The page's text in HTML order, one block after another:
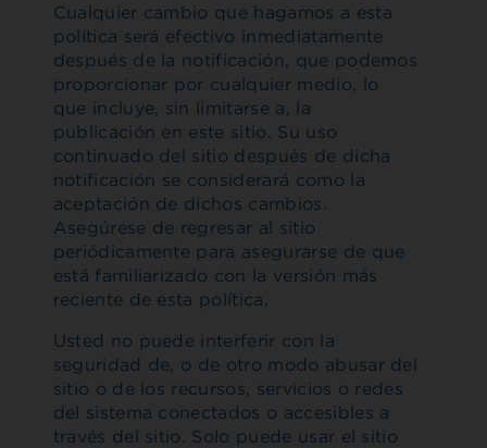
Cualquier cambio que hagamos a esta
política será efectivo inmediatamente
después de la notificación, que podemos
proporcionar por cualquier medio, lo
que incluye, sin limitarse a, la
publicación en este sitio. Su uso
continuado del sitio después de dicha
notificación se considerará como la
aceptación de dichos cambios.
Asegúrese de regresar al sitio
periódicamente para asegurarse de que
está familiarizado con la versión más
reciente de esta política.
Usted no puede interferir con la
seguridad de, o de otro modo abusar del
sitio o de los recursos, servicios o redes
del sistema conectados o accesibles a
través del sitio. Solo puede usar el sitio